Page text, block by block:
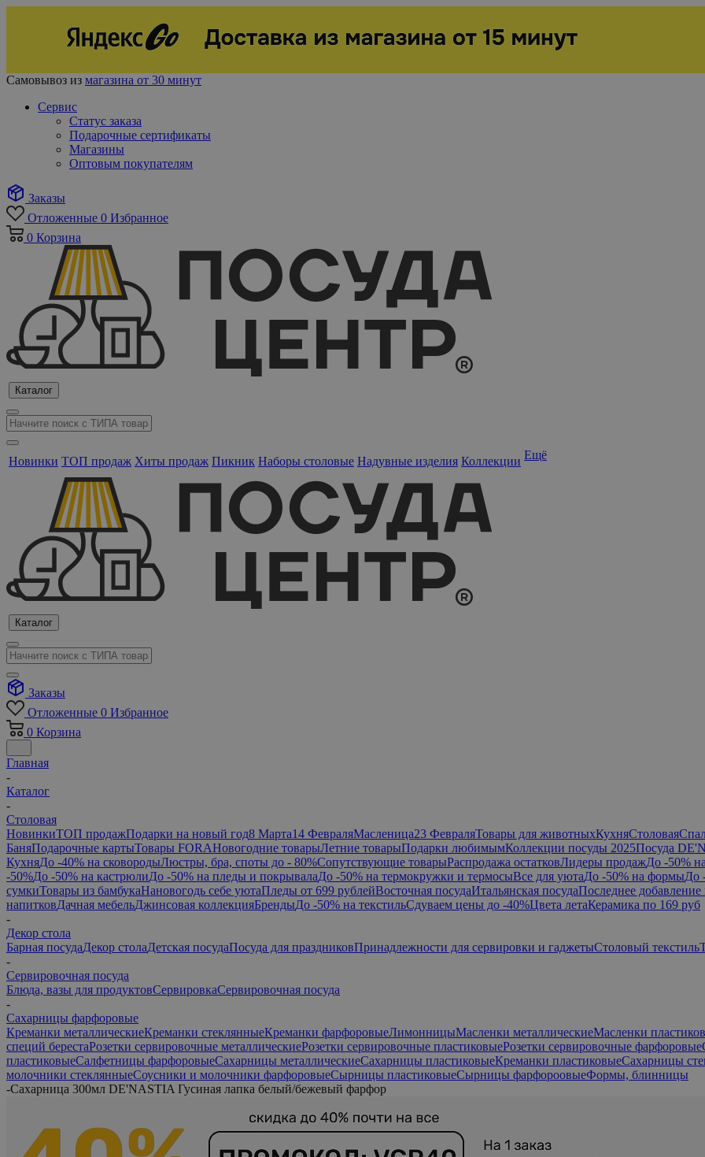
Самовывоз из магазина от 30 минут
Сервис
Статус заказа
Подарочные сертификаты
Магазины
Оптовым покупателям
Заказы
Отложенные 0 Избранное
0 Корзина
Каталог
Новинки ТОП продаж Хиты продаж Пикник Наборы столовые Надувные изделия Коллекции Ещё
Каталог
Заказы
Отложенные 0 Избранное
0 Корзина
Главная
-
Каталог
-
Столовая
НовинкиТОП продажПодарки на новый год8 Марта14 ФевраляМасленица23 ФевраляТовары для животныхКухняСтоловая
БаняПодарочные картыТовары FORAНовогодние товарыЛетние товарыПодарки любимымКоллекции посуды 2025Посуда
КухняДо -40% на сковородыЛюстры, бра, споты до - 80%Сопутствующие товарыРаспродажа остатковЛидеры продажДо -50%
-50%До -50% на кастрюлиДо -50% на пледы и покрывалаДо -50% на термокружки и термосыВсе для уютаДо -50% на формыДо
сумкиТовары из бамбукаНановогодь себе уютаПледы от 699 рублейВосточная посудаИтальянская посудаПоследнее добавление
напитковДачная мебельДжинсовая коллекцияБрендыДо -50% на текстильСдуваем цены до -40%Цвета летаКерамика по 169 руб
-
Декор стола
Барная посудаДекор столаДетская посудаПосуда для праздниковПринадлежности для сервировки и гаджетыСтоловый текстиль
-
Сервировочная посуда
Блюда, вазы для продуктовСервировкаСервировочная посуда
-
Сахарницы фарфоровые
Креманки металлическиеКреманки стеклянныеКреманки фарфоровыеЛимонницыМасленки металлическиеМасленки
специй берестаРозетки сервировочные металлическиеРозетки сервировочные пластиковыеРозетки сервировочные фарфоровые
пластиковыеСалфетницы фарфоровыеСахарницы металлическиеСахарницы пластиковыеКреманки пластиковыеСахарницы
молочники стеклянныеСоусники и молочники фарфоровыеСырницы пластиковыеСырницы фарфороовыеФормы, блинницы
-Сахарница 300мл DE'NASTIA Гусиная лапка белый/бежевый фарфор